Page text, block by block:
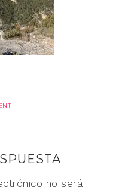
no será